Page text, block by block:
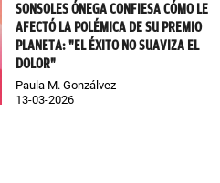
SONSOLES ÓNEGA CONFIESA CÓMO LE
AFECTÓ LA POLÉMICA DE SU PREMIO
PLANETA: "EL ÉXITO NO SUAVIZA EL
DOLOR"
Paula M. Gonzálvez
13-03-2026